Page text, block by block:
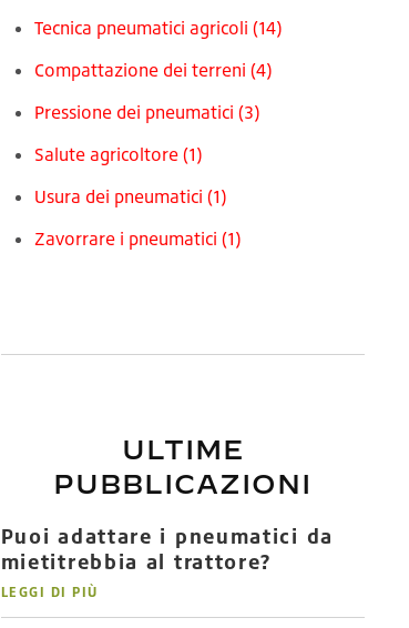
Tecnica pneumatici agricoli (14)
Compattazione dei terreni (4)
Pressione dei pneumatici (3)
Salute agricoltore (1)
Usura dei pneumatici (1)
Zavorrare i pneumatici (1)
ULTIME
PUBBLICAZIONI
Puoi adattare i pneumatici da
mietitrebbia al trattore?
LEGGI DI PIÙ